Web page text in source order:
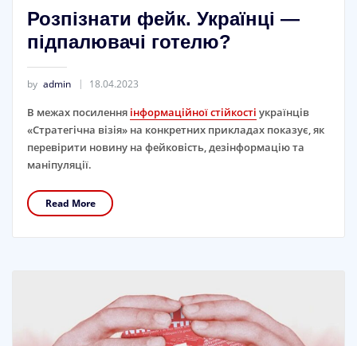
Розпізнати фейк. Українці —
підпалювачі готелю?
by admin 18.04.2023
В межах посилення інформаційної стійкості українців
«Стратегічна візія» на конкретних прикладах показує, як
перевірити новину на фейковість, дезінформацію та
маніпуляції.
Read More